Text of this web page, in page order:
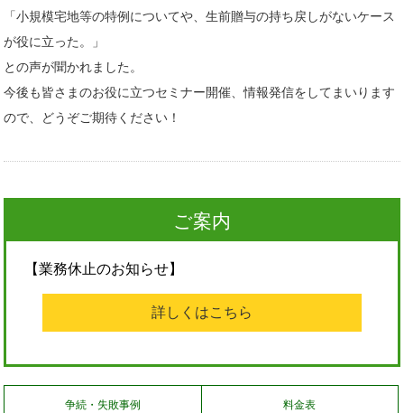
「小規模宅地等の特例についてや、生前贈与の持ち戻しがないケース
が役に立った。」
との声が聞かれました。
今後も皆さまのお役に立つセミナー開催、情報発信をしてまいります
ので、どうぞご期待ください！
ご案内
【業務休止のお知らせ】
詳しくはこちら
争続・失敗事例 料金表